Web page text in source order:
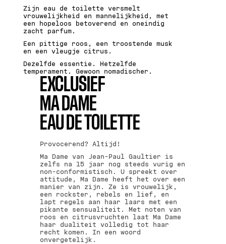
Zijn eau de toilette versmelt
vrouwelijkheid en mannelijkheid, met
een hopeloos betoverend en oneindig
zacht parfum.
Een pittige roos, een troostende musk
en een vleugje citrus.
Dezelfde essentie. Hetzelfde
temperament. Gewoon nomadischer.
EXCLUSIEF
MA DAME
EAU DE TOILETTE
Provocerend? Altijd!
Ma Dame van Jean-Paul Gaultier is
zelfs na 15 jaar nog steeds vurig en
non-conformistisch. U spreekt over
attitude, Ma Dame heeft het over een
manier van zijn. Ze is vrouwelijk,
een rockster, rebels en lief, en
lapt regels aan haar laars met een
pikante sensualiteit. Met noten van
roos en citrusvruchten laat Ma Dame
haar dualiteit volledig tot haar
recht komen. In een woord
onvergetelijk.